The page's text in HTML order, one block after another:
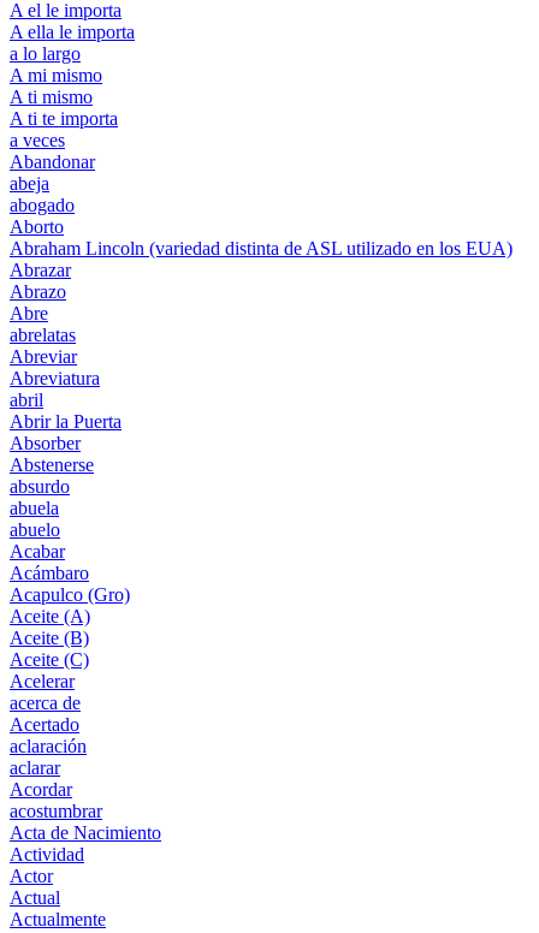
A el le importa
A ella le importa
a lo largo
A mi mismo
A ti mismo
A ti te importa
a veces
Abandonar
abeja
abogado
Aborto
Abraham Lincoln (variedad distinta de ASL utilizado en los EUA)
Abrazar
Abrazo
Abre
abrelatas
Abreviar
Abreviatura
abril
Abrir la Puerta
Absorber
Abstenerse
absurdo
abuela
abuelo
Acabar
Acámbaro
Acapulco (Gro)
Aceite (A)
Aceite (B)
Aceite (C)
Acelerar
acerca de
Acertado
aclaración
aclarar
Acordar
acostumbrar
Acta de Nacimiento
Actividad
Actor
Actual
Actualmente